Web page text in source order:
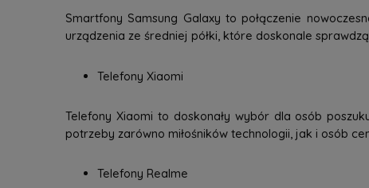
Smartfony Samsung Galaxy to połączenie
urządzenia ze średniej półki, które doskonale
Telefony Xiaomi
Telefony Xiaomi to doskonały wybór dla osób
potrzeby zarówno miłośników technologii, jak i osób
Telefony Realme